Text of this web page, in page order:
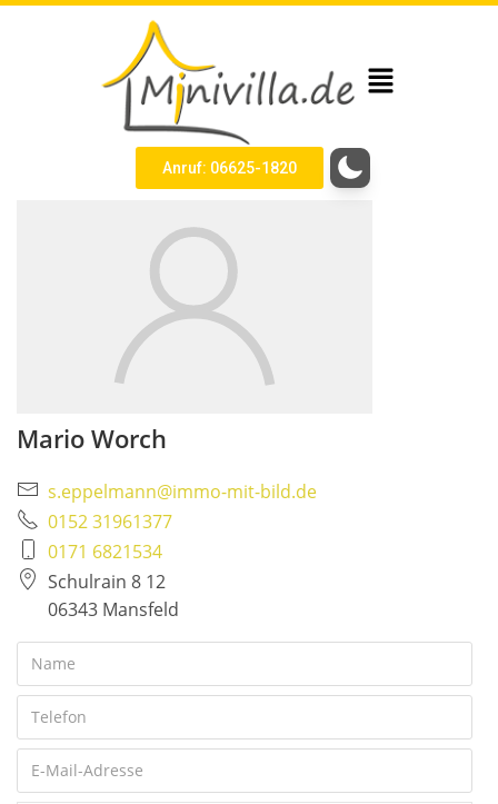
Anruf: 06625-1820
Mario Worch
s.eppelmann@immo-mit-bild.de
0152 31961377
0171 6821534
Schulrain 8 12
06343 Mansfeld